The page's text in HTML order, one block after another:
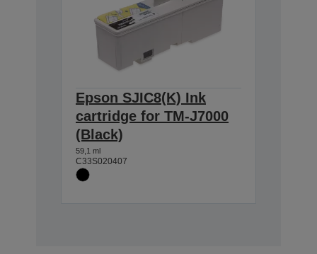
Epson SJIC8(K) Ink
cartridge for TM-J7000
(Black)
59,1 ml
C33S020407